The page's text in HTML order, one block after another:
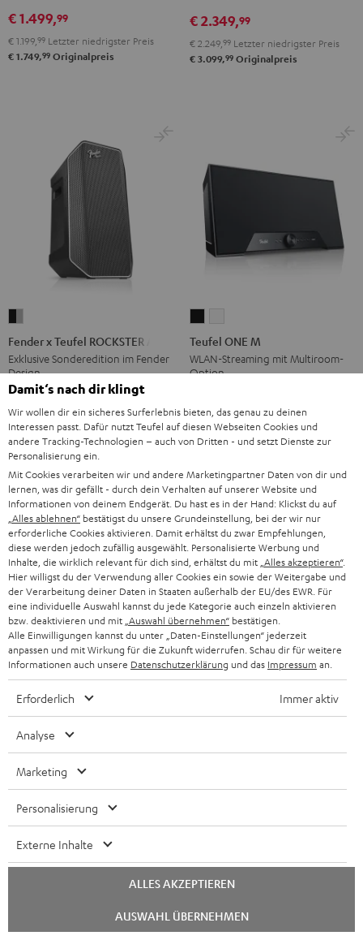
Schwarz
€ 1.499,99
€ 1.199, 99 Letzter niedrigster Preis
€ 1.749,99 Originalpreis
für
Dolby
Atmos
für
Dolby
Atmos
€ 2.349,99
€ 2.249, 99 Letzter niedrigster Preis
€ 3.099,99 Originalpreis
Teufel
ROCKSTER
AIR
2
Black
&
Steel
Fender x Teufel ROCKSTER AIR 2
Exklusive Sonderedition im Fender
Design
€ 629, Letzter niedrigster Preis
€ 699,99Originalpreis
ONE
M
Schwarz
ONE
M
Weiß
Teufel ONE M
WLAN-Streaming mit Multiroom-
Option
€ 399,99Letzter niedrigster Preis
€ 499,99Originalpreis
ULTIMA
20
Surround
"5.1-
Set"
Schwarz
ULTIMA
20
Surround
"5.1-
Set"
Weiß
ULTIMA 20 Surround "5.1-Set"
Surround-Variante der ULTIMA 20
€ 599, 99
€ 549,99Letzter niedrigster Preis
€ 699, Originalpreis
BLUE
Black
REAL BLUE
€ 129,99Letzter niedrigster Preis
Damit‘s nach dir klingt
Wir wollen dir ein sicheres Surferlebnis bieten, das genau zu deinen
Interessen passt. Dafür nutzt Teufel auf diesen Webseiten Cookies und
andere Tracking-Technologien – auch von Dritten - und setzt Dienste zur
Personalisierung ein.
Mit Cookies verarbeiten wir und andere Marketingpartner Daten von dir und
lernen, was dir gefällt - durch dein Verhalten auf unserer Website und
Informationen von deinem Endgerät. Du hast es in der Hand: Klickst du auf
„Alles ablehnen“ bestätigst du unsere Grundeinstellung, bei der wir nur
erforderliche Cookies aktivieren. Damit erhältst du zwar Empfehlungen,
diese werden jedoch zufällig ausgewählt. Personalisierte Werbung und
Inhalte, die wirklich relevant für dich sind, erhältst du mit „Alles akzeptieren“.
Hier willigst du der Verwendung aller Cookies ein sowie der Weitergabe und
der Verarbeitung deiner Daten in Staaten außerhalb der EU/des EWR. Für
eine individuelle Auswahl kannst du jede Kategorie auch einzeln aktivieren
bzw. deaktivieren und mit „Auswahl übernehmen“ bestätigen.
Alle Einwilligungen kannst du unter „Daten-Einstellungen“ jederzeit
anpassen und mit Wirkung für die Zukunft widerrufen. Schau dir für weitere
Informationen auch unsere Datenschutzerklärung und das Impressum an.
Erforderlich Immer aktiv
Analyse
Marketing
Personalisierung
Externe Inhalte
ALLES AKZEPTIEREN
AUSWAHL ÜBERNEHMEN